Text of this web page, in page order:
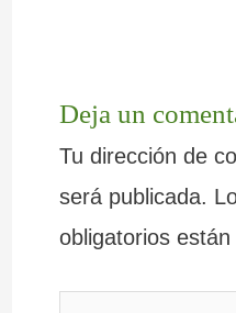
Deja un
Tu dirección de
será publicada.
obligatorios